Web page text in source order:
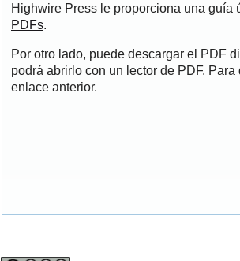
Highwire Press le proporciona una guía
PDFs.
Por otro lado, puede descargar el PDF
podrá abrirlo con un lector de PDF.
enlace anterior.